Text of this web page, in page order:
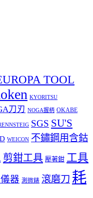
TOOL
KYORITSU
刀刃 NOGA握柄 OKABE
SGS SU'S
WEICON 不鏽鋼用含鈷
剪鉗工具 壓著鉗 工具
器 測微錶 滾磨刀 耗